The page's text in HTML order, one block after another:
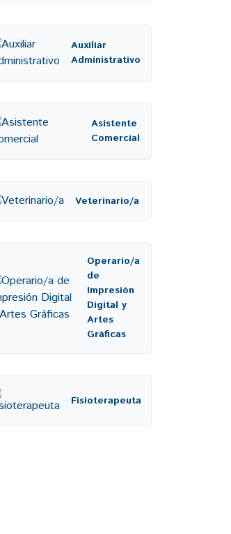
Auxiliar
Administrativo
Asistente
Comercial
Veterinario/a
Operario/a
de
Impresión
Digital y
Artes
Gráficas
Fisioterapeuta